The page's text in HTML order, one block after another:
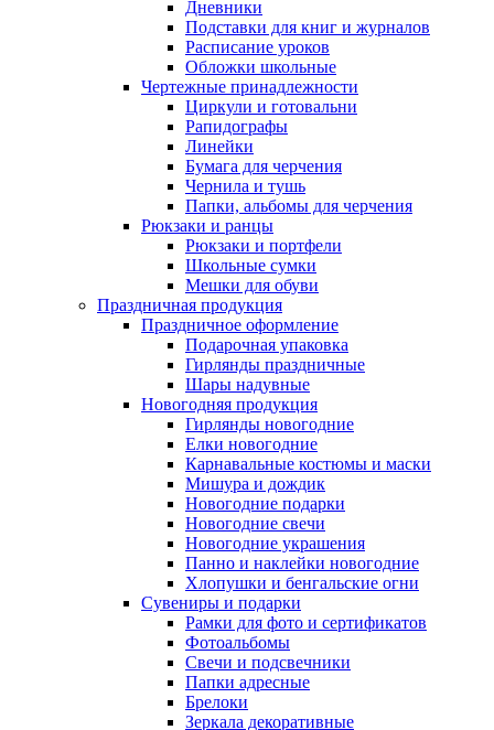
Дневники
Подставки для книг и журналов
Расписание уроков
Обложки школьные
Чертежные принадлежности
Циркули и готовальни
Рапидографы
Линейки
Бумага для черчения
Чернила и тушь
Папки, альбомы для черчения
Рюкзаки и ранцы
Рюкзаки и портфели
Школьные сумки
Мешки для обуви
Праздничная продукция
Праздничное оформление
Подарочная упаковка
Гирлянды праздничные
Шары надувные
Новогодняя продукция
Гирлянды новогодние
Елки новогодние
Карнавальные костюмы и маски
Мишура и дождик
Новогодние подарки
Новогодние свечи
Новогодние украшения
Панно и наклейки новогодние
Хлопушки и бенгальские огни
Сувениры и подарки
Рамки для фото и сертификатов
Фотоальбомы
Свечи и подсвечники
Папки адресные
Брелоки
Зеркала декоративные